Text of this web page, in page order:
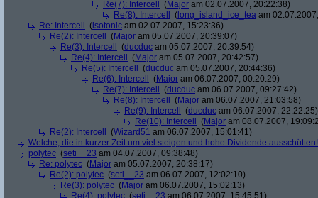
Re(7): Intercell
(Major am 02.07.2007, 20:22:38)
Re(8): Intercell
( long_island_ice_tea am
Re: Intercell
(isotonic am 02.07.2007, 15:23:36)
Re(2): Intercell
(Major am 05.07.2007, 20:39:07)
Re(3): Intercell
(ducduc am 05.07.2007, 20:39:54)
Re(4): Intercell
(Major am 05.07.2007, 20:42:57)
Re(5): Intercell
(ducduc am 05.07.2007, 20:44:36)
Re(6): Intercell
(Major am 06.07.2007, 00:20:29)
Re(7): Intercell
(ducduc am 06.07.2007, 09:27:42)
Re(8): Intercell
(Major am 06.07.2007, 21:03:58)
Re(9): Intercell
(ducduc am 06.07.2007, 22:22:25)
Re(10): Intercell
(Major am 08.07.2007,
Re(2): Intercell
(Wizard51 am 06.07.2007, 15:01:41)
Welche, die in kurzer Zeit um viel steigen und hohe Dividende
polytec (seti__23 am 04.07.2007, 09:38:48)
Re: polytec (Major am 05.07.2007, 20:38:17)
Re(2): polytec (seti__23 am 06.07.2007, 12:02:10)
Re(3): polytec (Major am 06.07.2007, 15:02:13)
Re(4): polytec (seti__23 am 06.07.2007, 15:45:51)